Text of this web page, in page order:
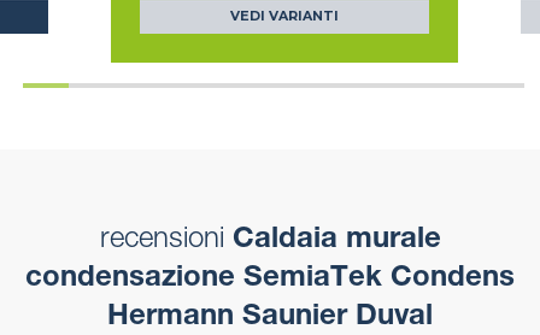
VEDI VARIANTI
recensioni Caldaia murale
condensazione SemiaTek Condens
Hermann Saunier Duval